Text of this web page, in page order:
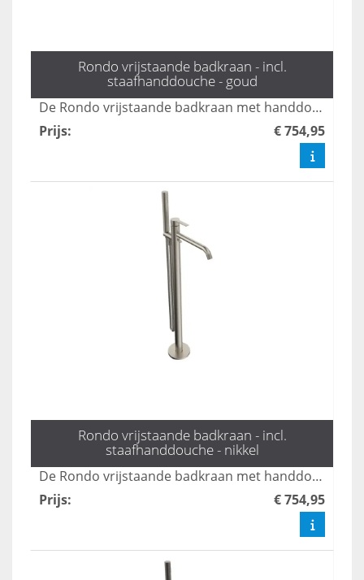
Rondo vrijstaande badkraan - incl.
staafhanddouche - goud
De Rondo vrijstaande badkraan met handdouche in mat zwart combineert stijl en functionaliteit, perfect voor moderne badkamers. Met een elegante uitstraling en gebruiksvriendelijke bediening biedt deze kraan een luxe ervaring tijdens uw badmomenten. Dankzij het duurzame ontwerp en de hoogwaardige afwerking is dit product een ideale keuze voor elk interieur.
Prijs: € 754,95
Rondo vrijstaande badkraan - incl.
staafhanddouche - nikkel
De Rondo vrijstaande badkraan met handdouche in mat zwart combineert stijl en functionaliteit, perfect voor moderne badkamers. Met een elegante uitstraling en gebruiksvriendelijke bediening biedt deze kraan een luxe ervaring tijdens uw badmomenten. Dankzij het duurzame ontwerp en de hoogwaardige afwerking is dit product een ideale keuze voor elk interieur.
Prijs: € 754,95